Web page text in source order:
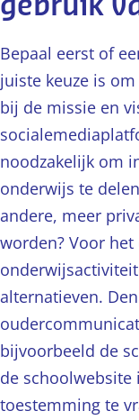
Bepaal eerst of
juiste keuze is
bij de missie en
noodzakelijk om
onderwijs te
andere, meer
worden? Voor
alternatieven.
bijvoorbeeld de
de schoolwebsite
toestemming te